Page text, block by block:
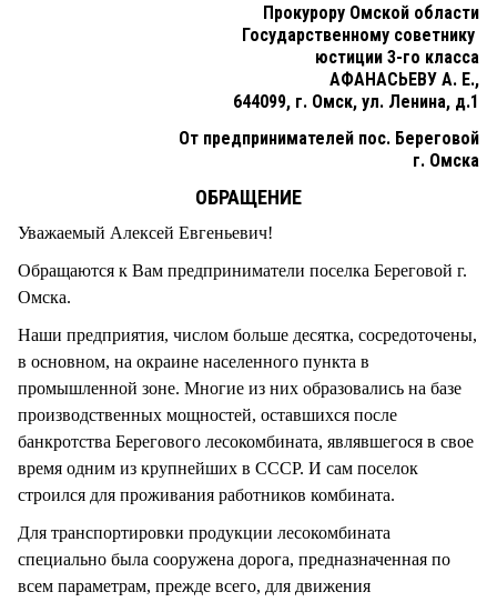
Прокурору Омской области
Государственному советнику
юстиции 3-го класса
АФАНАСЬЕВУ А. Е.,
644099, г. Омск, ул. Ленина, д.1
От предпринимателей пос. Береговой
г. Омска
ОБРАЩЕНИЕ
Уважаемый Алексей Евгеньевич!
Обращаются к Вам предприниматели поселка Береговой г.
Омска.
Наши предприятия, числом больше десятка, сосредоточены,
в основном, на окраине населенного пункта в
промышленной зоне. Многие из них образовались на базе
производственных мощностей, оставшихся после
банкротства Берегового лесокомбината, являвшегося в свое
время одним из крупнейших в СССР. И сам поселок
строился для проживания работников комбината.
Для транспортировки продукции лесокомбината
специально была сооружена дорога, предназначенная по
всем параметрам, прежде всего, для движения